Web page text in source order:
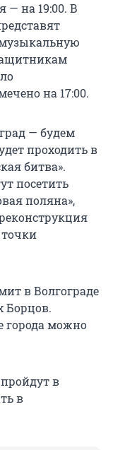
— на 19:00. В
на 17:00.
— будем
проходить в
битва».
посетить
поляна»,
точки
в Волгограде
Борцов.
города можно
в
в